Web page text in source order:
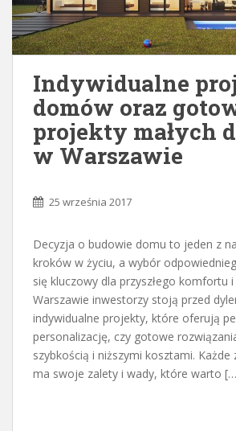
Indywidualne
domów oraz
projekty małych
w Warszawie
25 września 2017
Decyzja o budowie domu to jeden z
kroków w życiu, a wybór
się kluczowy dla przyszłego komfortu
Warszawie inwestorzy stoją przed
indywidualne projekty, które oferują
personalizację, czy gotowe
szybkością i niższymi kosztami. Każde
ma swoje zalety i wady, które warto